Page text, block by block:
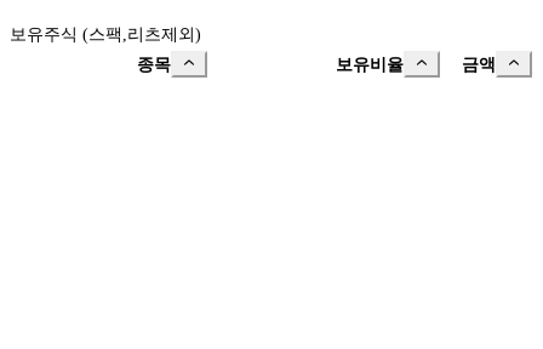
보유주식 (스팩,리츠제외)
종목
보유비율 금액